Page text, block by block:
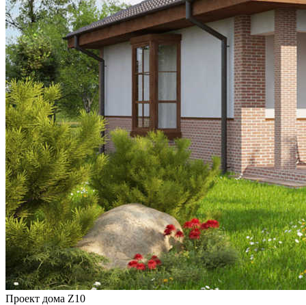
Проект дома Z10